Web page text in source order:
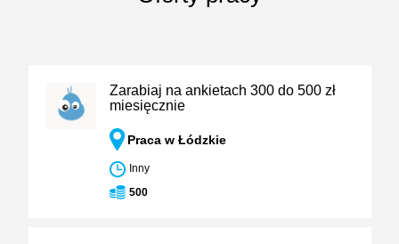
Zarabiaj na ankietach 300 do 500 zł
miesięcznie
Praca w Łódzkie
Inny
500